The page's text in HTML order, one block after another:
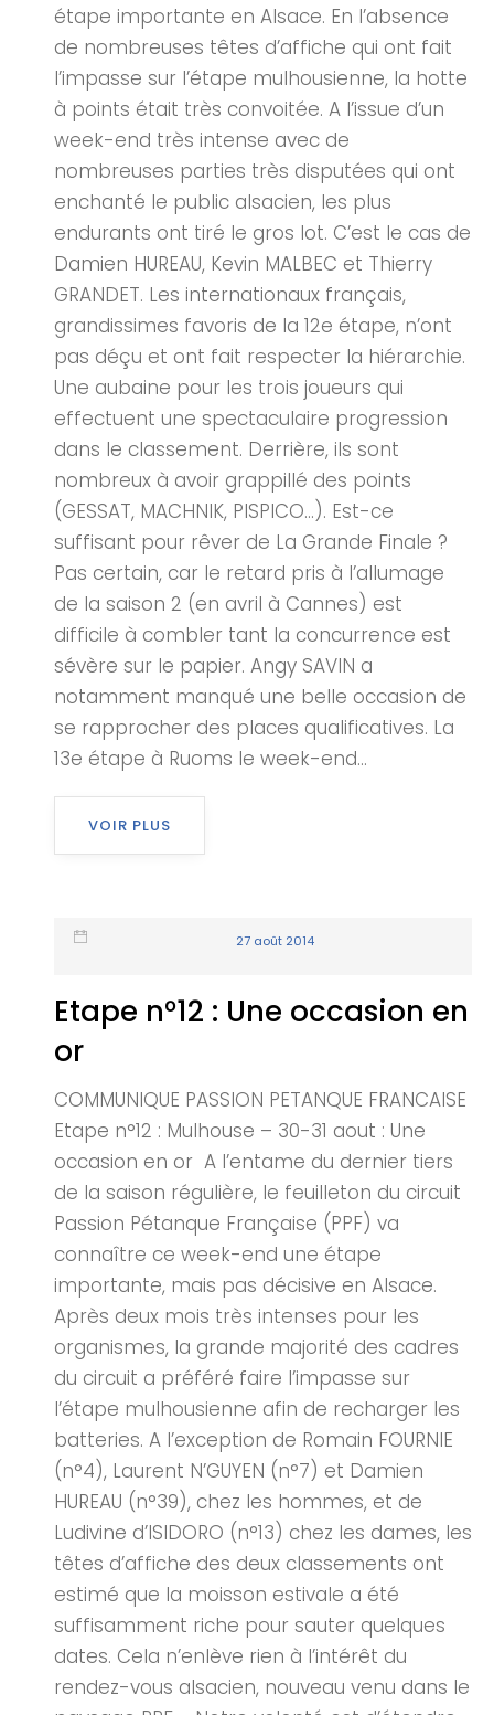
étape importante en Alsace. En l’absence
de nombreuses têtes d’affiche qui ont fait
l’impasse sur l’étape mulhousienne, la hotte
à points était très convoitée. A l’issue d’un
week-end très intense avec de
nombreuses parties très disputées qui ont
enchanté le public alsacien, les plus
endurants ont tiré le gros lot. C’est le cas de
Damien HUREAU, Kevin MALBEC et Thierry
GRANDET. Les internationaux français,
grandissimes favoris de la 12e étape, n’ont
pas déçu et ont fait respecter la hiérarchie.
Une aubaine pour les trois joueurs qui
effectuent une spectaculaire progression
dans le classement. Derrière, ils sont
nombreux à avoir grappillé des points
(GESSAT, MACHNIK, PISPICO…). Est-ce
suffisant pour rêver de La Grande Finale ?
Pas certain, car le retard pris à l’allumage
de la saison 2 (en avril à Cannes) est
difficile à combler tant la concurrence est
sévère sur le papier. Angy SAVIN a
notamment manqué une belle occasion de
se rapprocher des places qualificatives. La
13e étape à Ruoms le week-end...
VOIR PLUS
27 août 2014
Etape n°12 : Une occasion en
or
COMMUNIQUE PASSION PETANQUE FRANCAISE
Etape n°12 : Mulhouse – 30-31 aout : Une
occasion en or A l’entame du dernier tiers
de la saison régulière, le feuilleton du circuit
Passion Pétanque Française (PPF) va
connaître ce week-end une étape
importante, mais pas décisive en Alsace.
Après deux mois très intenses pour les
organismes, la grande majorité des cadres
du circuit a préféré faire l’impasse sur
l’étape mulhousienne afin de recharger les
batteries. A l’exception de Romain FOURNIE
(n°4), Laurent N’GUYEN (n°7) et Damien
HUREAU (n°39), chez les hommes, et de
Ludivine d’ISIDORO (n°13) chez les dames, les
têtes d’affiche des deux classements ont
estimé que la moisson estivale a été
suffisamment riche pour sauter quelques
dates. Cela n’enlève rien à l’intérêt du
rendez-vous alsacien, nouveau venu dans le